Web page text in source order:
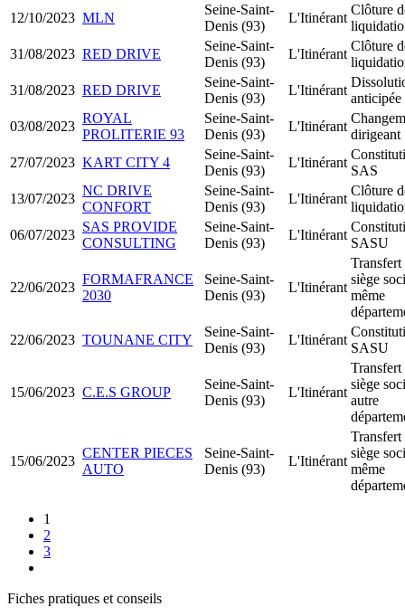
12/10/2023 MLN
Seine-Saint-
Denis (93)
L'Itinérant
Clôture
31/08/2023 RED DRIVE
Seine-Saint-
Denis (93)
L'Itinérant
Clôture
31/08/2023 RED DRIVE
Seine-Saint-
Denis (93)
L'Itinérant
anticipée
03/08/2023
ROYAL
PROLITERIE 93
Seine-Saint-
Denis (93)
L'Itinérant
dirigeant
27/07/2023 KART CITY 4
Seine-Saint-
Denis (93)
L'Itinérant
SAS
13/07/2023
NC DRIVE
CONFORT
Seine-Saint-
Denis (93)
L'Itinérant
Clôture
06/07/2023
SAS PROVIDE
CONSULTING
Seine-Saint-
Denis (93)
L'Itinérant
SASU
22/06/2023
FORMAFRANCE
2030
Seine-Saint-
Denis (93)
L'Itinérant
Transfert
siège
même
22/06/2023 TOUNANE CITY
Seine-Saint-
Denis (93)
L'Itinérant
SASU
15/06/2023 C.E.S GROUP
Seine-Saint-
Denis (93)
L'Itinérant
Transfert
siège
autre
15/06/2023
CENTER PIECES
AUTO
Seine-Saint-
Denis (93)
L'Itinérant
Transfert
siège
même
1
2
3
Fiches pratiques et conseils